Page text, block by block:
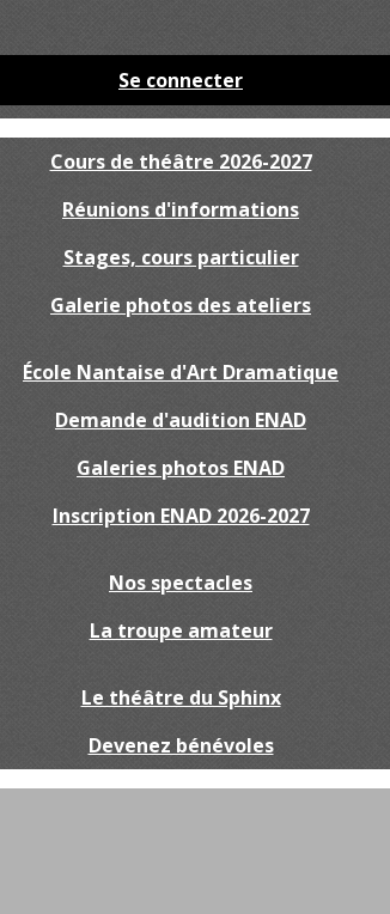
Se connecter
Cours de théâtre 2026-2027
Réunions d'informations
Stages, cours particulier
Galerie photos des ateliers
École Nantaise d'Art Dramatique
Demande d'audition ENAD
Galeries photos ENAD
Inscription ENAD 2026-2027
Nos spectacles
La troupe amateur
Le théâtre du Sphinx
Devenez bénévoles